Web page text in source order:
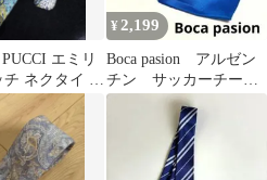
エミリ
ネクタイ ブ
¥2,199
Boca pasion アルゼン
チン サッカーチー
ム リケルメ ブルー
系 シルク